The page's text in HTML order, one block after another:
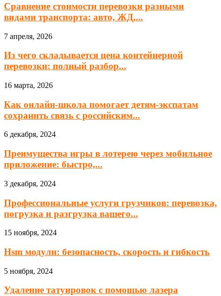
Сравнение стоимости перевозки разными
видами транспорта: авто, ЖД,...
7 апреля, 2026
Из чего складывается цена контейнерной
перевозки: полный разбор...
16 марта, 2026
Как онлайн-школа помогает детям-экспатам
сохранить связь с российским...
6 декабря, 2024
Преимущества игры в лотерею через мобильное
приложение: быстро,...
3 декабря, 2024
Профессиональные услуги грузчиков: перевозка,
погрузка и разгрузка вашего...
15 ноября, 2024
Hsm модули: безопасность, скорость и гибкость
5 ноября, 2024
Удаление татуировок с помощью лазера